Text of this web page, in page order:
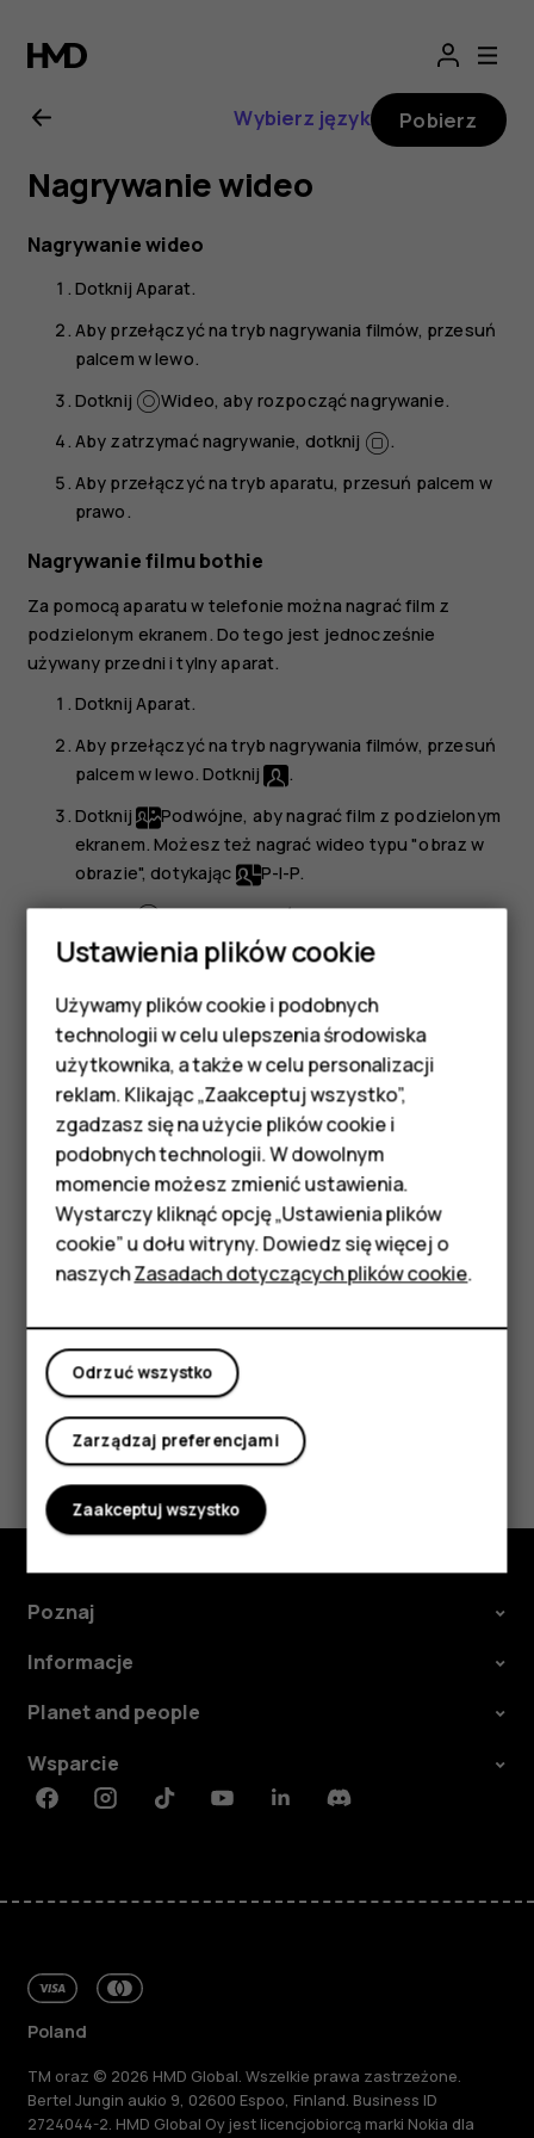
Instrukcja
obsługi
telefonu
Nokia
Plus
Smartfony
Telefony z funkcjami
podstawowymi
Akcesoria
HMD Terra M
Tablety
Moje konto
Wybierz język Pobierz
Nagrywanie wideo
Nagrywanie wideo
DotknijAparat.
Aby przełączyć na tryb nagrywania filmów, przesuń
palcem w lewo.
Dotknij
Wideo, aby rozpocząć nagrywanie.
Aby zatrzymać nagrywanie, dotknij
.
Aby przełączyć na tryb aparatu, przesuń palcem w
prawo.
Nagrywanie filmu bothie
Za pomocą aparatu w telefonie można nagrać film z
podzielonym ekranem. Do tego jest jednocześnie
używany przedni i tylny aparat.
DotknijAparat.
Aby przełączyć na tryb nagrywania filmów, przesuń
palcem w lewo. Dotknij
.
Dotknij
Podwójne, aby nagrać film z podzielonym
ekranem. Możesz też nagrać wideo typu "obraz w
obrazie", dotykając
P-I-P.
Dotknij
, aby rozpocząć nagrywanie.
Strumieniowe przesyłanie wideo na żywo
Aparat w telefonie umożliwia strumieniowe przesyłanie
filmów do aplikacji społecznościowych w czasie
rzeczywistym.
DotknijAparat. Aby przełączyć na tryb nagrywania
filmów, przesuń palcem w lewo.
Dotknij
, a następnie wybierz konto
społecznościowe, którego chcesz użyć do emisji na
żywo.
Dotknij
, aby rozpocząć emisję na żywo.
Czy te informacje były pomocne?
Tak Nie
Poznaj
Informacje
Planet and people
Wsparcie
FacebookInstagramTiktokYoutubeLinkedinDiscord
Poland
TM oraz © 2026 HMD Global. Wszelkie prawa zastrzeżone.
Bertel Jungin aukio 9, 02600 Espoo, Finland. Business ID
2724044-2. HMD Global Oy jest licencjobiorcą marki Nokia dla
Ustawienia plików cookie
Używamy plików cookie i podobnych
technologii w celu ulepszenia środowiska
użytkownika, a także w celu personalizacji
reklam. Klikając „Zaakceptuj wszystko”,
zgadzasz się na użycie plików cookie i
podobnych technologii. W dowolnym
momencie możesz zmienić ustawienia.
Wystarczy kliknąć opcję „Ustawienia plików
cookie” u dołu witryny. Dowiedz się więcej o
naszychZasadach dotyczących plików cookie.
Odrzuć wszystko
Zarządzaj preferencjami
Zaakceptuj wszystko